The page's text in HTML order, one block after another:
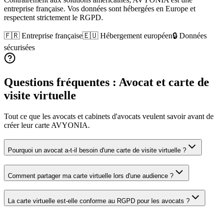
entreprise française. Vos données sont hébergées en Europe et
respectent strictement le RGPD.
🇫🇷 Entreprise française🇪🇺 Hébergement européen🔒 Données
sécurisées
Questions fréquentes : Avocat et carte de
visite virtuelle
Tout ce que les avocats et cabinets d'avocats veulent savoir avant de
créer leur carte AVYONIA.
Pourquoi un avocat a-t-il besoin d'une carte de visite virtuelle ?
Comment partager ma carte virtuelle lors d'une audience ?
La carte virtuelle est-elle conforme au RGPD pour les avocats ?